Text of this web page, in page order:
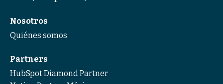
Nosotros
Quiénes somos
Partners
HubSpot Diamond Partner